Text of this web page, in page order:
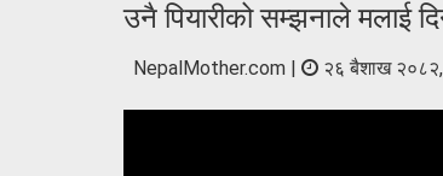
उनै पियारीको सम्झनाले मलाई
NepalMother.com | २६ बैशाख